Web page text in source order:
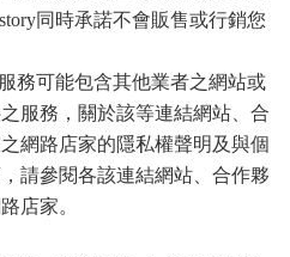
同時承諾不會販售或行銷您
服務可能包含其他業者之網站或
服務， 關於該等連結網站、合
網路店家的隱私權聲明及與個
請參閱各該連結網站、合作夥
店家。